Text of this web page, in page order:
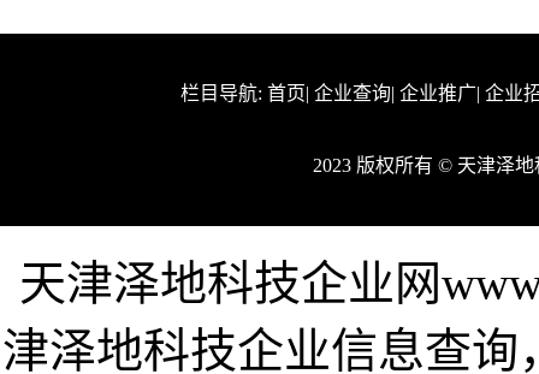
栏目导航: 首页| 企业查询| 企业推广| 企业
2023 版权所有 © 天津泽
天津泽地科技企业网
津泽地科技企业信息查